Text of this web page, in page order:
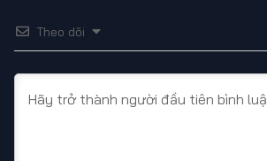
chặt lấy Tiêu Giác, đồng thời dùng
Dịch Châu Vệ để chứng minh năng lực
cùng trải qua sự kiện Tôn gia, sự kiện
Dương, trận chiến bảo vệ thành Nhuận
Theo dõi